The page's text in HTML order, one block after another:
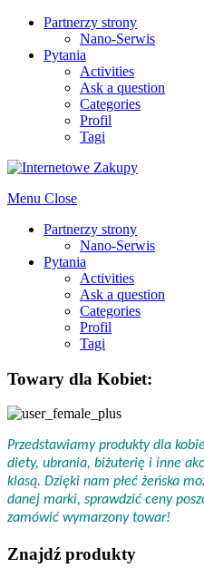
Partnerzy strony
Nano-Serwis
Pytania
Activities
Ask a question
Categories
Profil
Tagi
Menu Close
Partnerzy strony
Nano-Serwis
Pytania
Activities
Ask a question
Categories
Profil
Tagi
Towary dla Kobiet:
Przedstawiamy produkty dla
diety, ubrania, biżuterię i inne
klasą. Dzięki nam płeć żeńska
danej marki, sprawdzić ceny
zamówić wymarzony towar!
Znajdź produkty